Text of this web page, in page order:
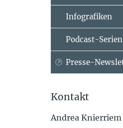
Infografiken
Podcast-Serien
Presse-
Kontakt
Andrea Knierriem